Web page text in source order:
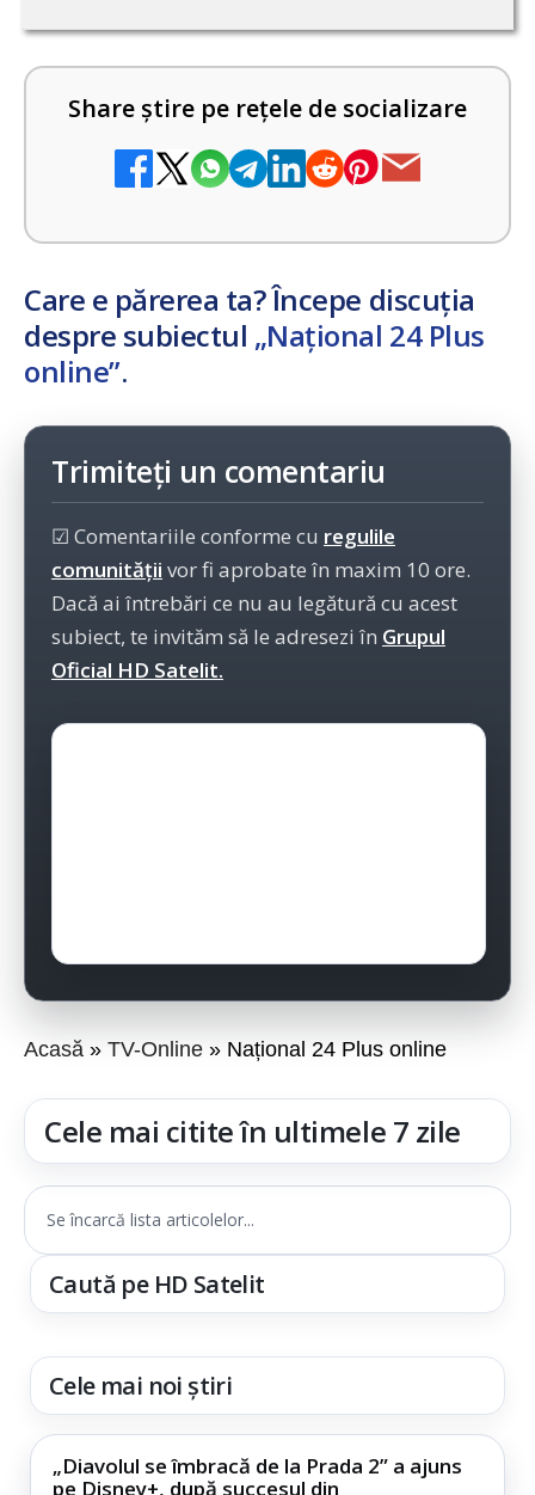
Share știre pe rețele de socializare
Care e părerea ta? Începe discuția
despre subiectul „Național 24 Plus
online”.
Trimiteți un comentariu
☑ Comentariile conforme cu regulile
comunității vor fi aprobate în maxim 10 ore.
Dacă ai întrebări ce nu au legătură cu acest
subiect, te invităm să le adresezi în Grupul
Oficial HD Satelit.
Acasă TV-Online Național 24 Plus online
Cele mai citite în ultimele 7 zile
Se încarcă lista articolelor...
Caută pe HD Satelit
Cele mai noi știri
„Diavolul se îmbracă de la Prada 2” a ajuns
pe Disney+, după succesul din